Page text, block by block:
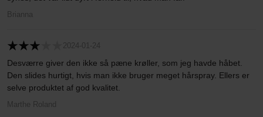
Brianna
2024-01-24
Desværre giver den ikke så pæne krøller, som jeg havde håbet.
Den slides hurtigt, hvis man ikke bruger meget hårspray. Ellers er
selve produktet af god kvalitet.
Marthe Roland